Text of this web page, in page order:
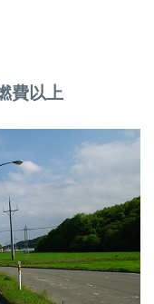
費以上